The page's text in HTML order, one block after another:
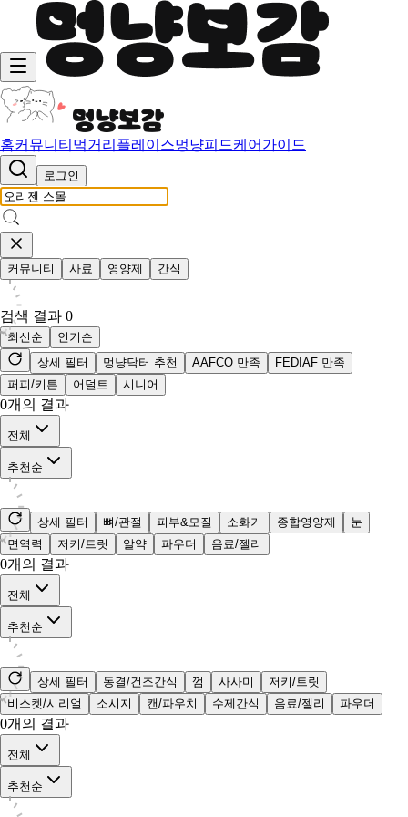
홈커뮤니티 먹거리 플레이스멍냥피드케어가이드
로그인
커뮤니티 사료 영양제 간식
검색 결과 0
최신순
인기순
상세 필터
멍냥닥터 추천 AAFCO 만족
FEDIAF 만족
퍼피/키튼
어덜트 시니어
0개의 결과
전체
추천순
상세 필터 뼈/관절 피부&모질 소화기 종합영양제
눈
면역력
저키/트릿 알약 파우더 음료/젤리
0개의 결과
전체
추천순
상세 필터 동결/건조간식 껌 사사미
저키/트릿
비스켓/시리얼
소시지 캔/파우치 수제간식 음료/젤리 파우더
0개의 결과
전체
추천순